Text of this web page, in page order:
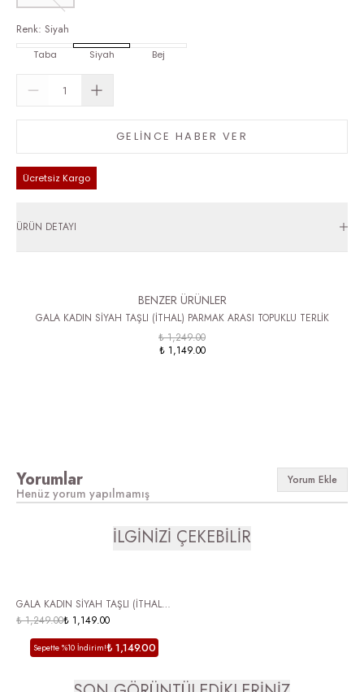
Renk: Siyah
Taba Siyah Bej
GELİNCE HABER VER
Ücretsiz Kargo
ÜRÜN DETAYI
BENZER ÜRÜNLER
GALA KADIN SİYAH TAŞLI (İTHAL) PARMAK ARASI TOPUKLU TERLİK
₺ 1,249.00
₺ 1,149.00
Yorumlar Yorum Ekle
Henüz yorum yapılmamış
İLGİNİZİ ÇEKEBİLİR
ÜCRETSİZ KARGO
GALA KADIN SİYAH TAŞLI (İTHAL)
PARMAK ARASI TOPUKLU TERLİK
₺ 1,249.00₺ 1,149.00
Sepette %10 İndirim!₺ 1,149.00